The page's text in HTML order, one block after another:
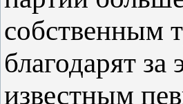
собственным
благодарят за
известным